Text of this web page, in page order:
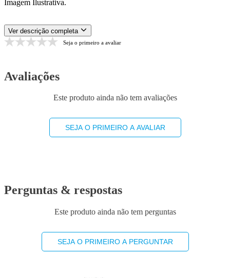
Imagem Ilustrativa.
Ver descrição completa
Seja o primeiro a avaliar
Avaliações
Este produto ainda não tem avaliações
SEJA O PRIMEIRO A AVALIAR
Perguntas & respostas
Este produto ainda não tem perguntas
SEJA O PRIMEIRO A PERGUNTAR